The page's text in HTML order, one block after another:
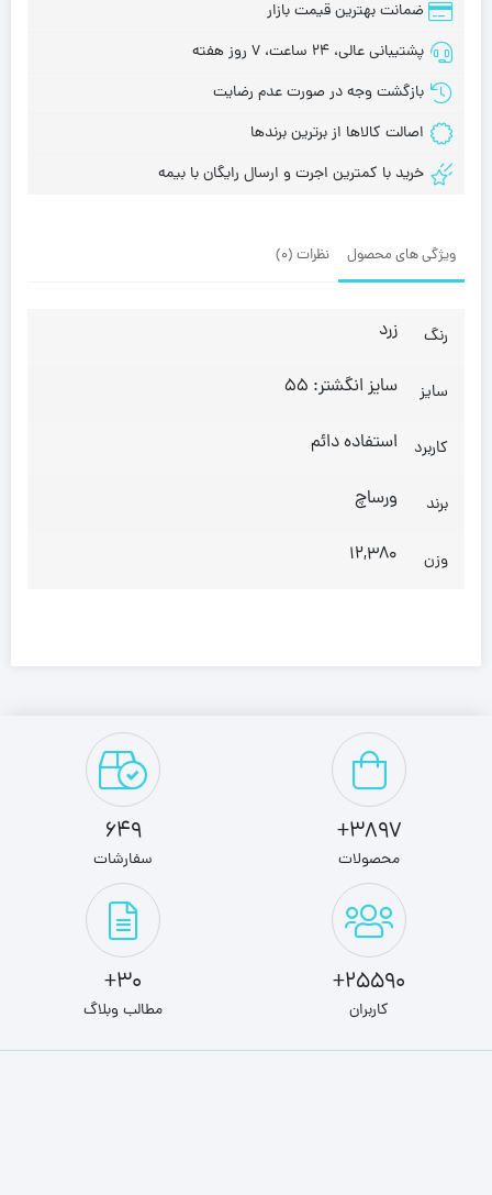
ضمانت بهترین قیمت بازار
پشتیبانی عالی، 24 ساعت، 7 روز هفته
بازگشت وجه در صورت عدم رضایت
اصالت کالاها از برترین برندها
خرید با کمترین اجرت و ارسال رایگان با بیمه
ویژگی های محصول نظرات (0)
رنگ زرد
سایز سایز انگشتر: 55
کاربرد استفاده دائم
برند ورساچ
وزن 12,380
3897+
محصولات
649
سفارشات
25590+
کاربران
30+
مطالب وبلاگ